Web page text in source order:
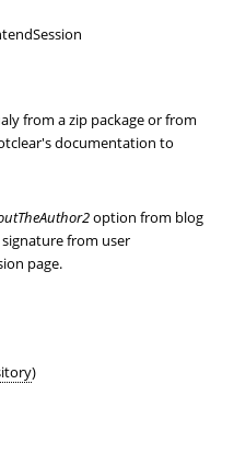
from a zip package or from
documentation to
option from blog
from user
page.
)